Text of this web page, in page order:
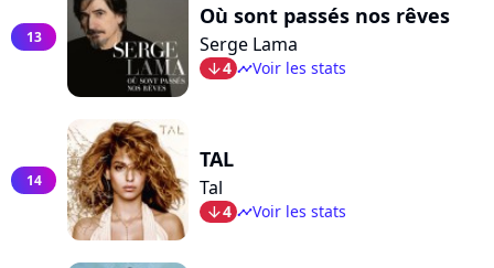
13
Où sont passés nos rêves
Serge Lama
arrow_bot4 timelineVoir les stats
14
TAL
Tal
arrow_bot4 timelineVoir les stats